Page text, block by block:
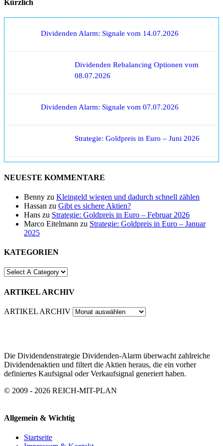
Kürzlich
Dividenden Alarm: Signale vom 14.07.2026
Dividenden Rebalancing Optionen vom
08.07.2026
Dividenden Alarm: Signale vom 07.07.2026
Strategie: Goldpreis in Euro – Juni 2026
NEUESTE KOMMENTARE
Benny zu Kleingeld wiegen und dadurch schnell zählen
Hassan zu Gibt es sichere Aktien?
Hans zu Strategie: Goldpreis in Euro – Februar 2026
Marco Eitelmann zu Strategie: Goldpreis in Euro – Januar
2025
KATEGORIEN
ARTIKEL ARCHIV
ARTIKEL ARCHIV
Die Dividendenstrategie Dividenden-Alarm überwacht zahlreiche
Dividendenaktien und filtert die Aktien heraus, die ein vorher
definiertes Kaufsignal oder Verkaufsignal generiert haben.
© 2009 - 2026 REICH-MIT-PLAN
Allgemein & Wichtig
Startseite